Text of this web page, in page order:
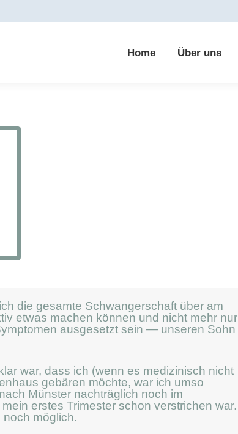
Home Über uns
die gesamte Schwangerschaft über am
etwas machen können und nicht mehr nur
ausgesetzt sein — unseren Sohn
war, dass ich (wenn es medizinisch nicht
gebären möchte, war ich umso
Münster nachträglich noch im
erstes Trimester schon verstrichen war.
möglich.